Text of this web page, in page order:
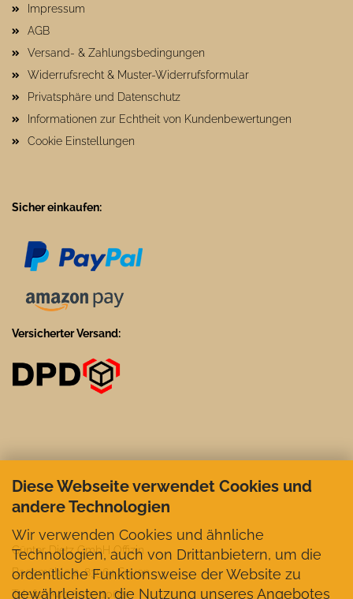
Diese Webseite verwendet Cookies und
andere Technologien
Wir verwenden Cookies und ähnliche
Technologien, auch von Drittanbietern, um die
ordentliche Funktionsweise der Website zu
gewährleisten, die Nutzung unseres Angebotes
Impressum
AGB
Versand- & Zahlungsbedingungen
Widerrufsrecht & Muster-Widerrufsformular
Privatsphäre und Datenschutz
Informationen zur Echtheit von Kundenbewertungen
Cookie Einstellungen
Sicher einkaufen:
Versicherter Versand:
Günter Dietz GmbH Offizin
Bachmühle 2, 83564 Soyen
Telefon +49 8072-1062